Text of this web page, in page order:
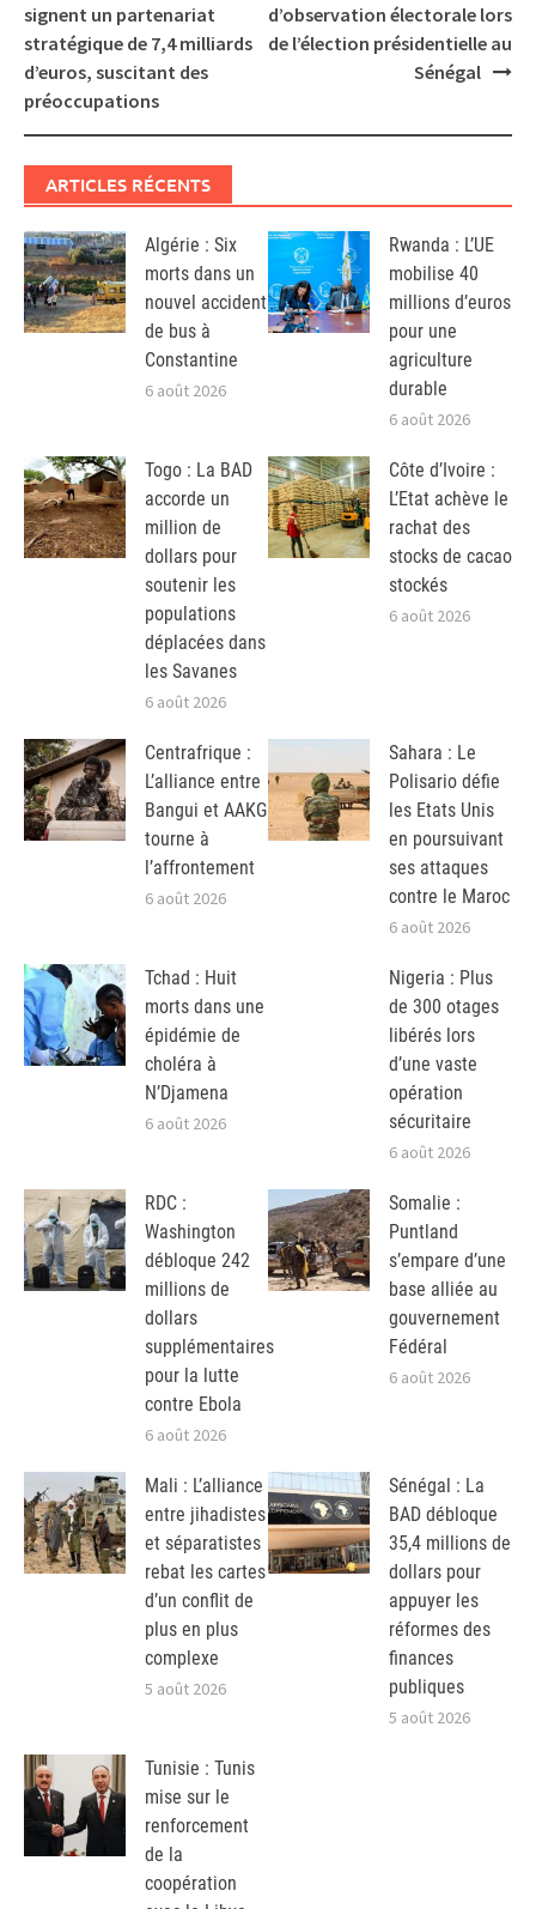
signent un partenariat
stratégique de 7,4 milliards
d’euros, suscitant des
préoccupations
d’observation électorale lors
de l’élection présidentielle au
Sénégal
ARTICLES RÉCENTS
Algérie : Six
morts dans un
nouvel accident
de bus à
Constantine
6 août 2026
Rwanda : L’UE
mobilise 40
millions d’euros
pour une
agriculture
durable
6 août 2026
Togo : La BAD
accorde un
million de
dollars pour
soutenir les
populations
déplacées dans
les Savanes
6 août 2026
Côte d’Ivoire :
L’Etat achève le
rachat des
stocks de cacao
stockés
6 août 2026
Centrafrique :
L’alliance entre
Bangui et AAKG
tourne à
l’affrontement
6 août 2026
Sahara : Le
Polisario défie
les Etats Unis
en poursuivant
ses attaques
contre le Maroc
6 août 2026
Tchad : Huit
morts dans une
épidémie de
choléra à
N’Djamena
6 août 2026
Nigeria : Plus
de 300 otages
libérés lors
d’une vaste
opération
sécuritaire
6 août 2026
RDC :
Washington
débloque 242
millions de
dollars
supplémentaires
pour la lutte
contre Ebola
6 août 2026
Somalie :
Puntland
s’empare d’une
base alliée au
gouvernement
Fédéral
6 août 2026
Mali : L’alliance
entre jihadistes
et séparatistes
rebat les cartes
d’un conflit de
plus en plus
complexe
5 août 2026
Sénégal : La
BAD débloque
35,4 millions de
dollars pour
appuyer les
réformes des
finances
publiques
5 août 2026
Tunisie : Tunis
mise sur le
renforcement
de la
coopération